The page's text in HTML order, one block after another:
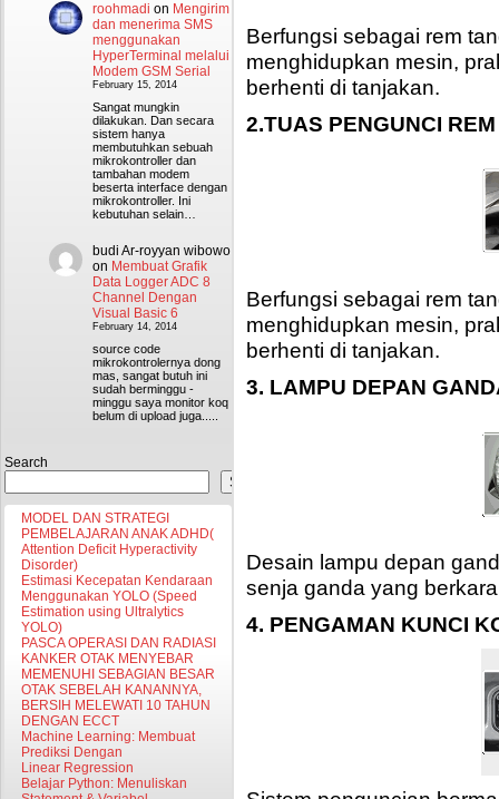
roohmadi on Mengirim
dan menerima SMS
menggunakan
HyperTerminal melalui
Modem GSM Serial
February 15, 2014
Sangat mungkin
dilakukan. Dan secara
sistem hanya
membutuhkan sebuah
mikrokontroller dan
tambahan modem
beserta interface dengan
mikrokontroller. Ini
kebutuhan selain…
budi Ar-royyan wibowo
on Membuat Grafik
Data Logger ADC 8
Channel Dengan
Visual Basic 6
February 14, 2014
source code
mikrokontrolernya dong
mas, sangat butuh ini
sudah berminggu -
minggu saya monitor koq
belum di upload juga.....
Search
Search
MODEL DAN STRATEGI
PEMBELAJARAN ANAK ADHD(
Attention Deficit Hyperactivity
Disorder)
Estimasi Kecepatan Kendaraan
Menggunakan YOLO (Speed
Estimation using Ultralytics
YOLO)
PASCA OPERASI DAN RADIASI
KANKER OTAK MENYEBAR
MEMENUHI SEBAGIAN BESAR
OTAK SEBELAH KANANNYA,
BERSIH MELEWATI 10 TAHUN
DENGAN ECCT
Machine Learning: Membuat
Prediksi Dengan
Linear Regression
Belajar Python: Menuliskan
Berfungsi sebagai rem
menghidupkan mesin,
berhenti di tanjakan.
2.TUAS PENGUNCI
Berfungsi sebagai rem
menghidupkan mesin,
berhenti di tanjakan.
3. LAMPU DEPAN
Desain lampu depan
senja ganda yang
4. PENGAMAN KUNCI